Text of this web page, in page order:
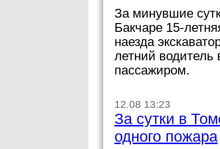
За минувшие
Бакчаре 15-
наезда
летний водитель
пассажиром.
12.08 13:23
За сутки в
одного пожара